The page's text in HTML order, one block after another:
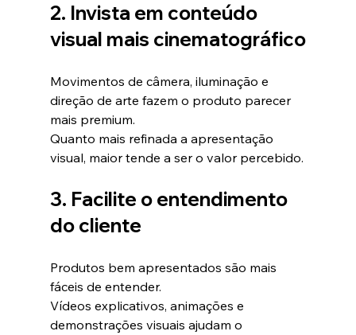
2. Invista em conteúdo
visual mais cinematográfico
Movimentos de câmera, iluminação e
direção de arte fazem o produto parecer
mais premium.
Quanto mais refinada a apresentação
visual, maior tende a ser o valor percebido.
3. Facilite o entendimento
do cliente
Produtos bem apresentados são mais
fáceis de entender.
Vídeos explicativos, animações e
demonstrações visuais ajudam o